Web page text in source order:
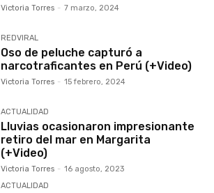
Victoria Torres - 7 marzo, 2024
REDVIRAL
Oso de peluche capturó a
narcotraficantes en Perú (+Video)
Victoria Torres - 15 febrero, 2024
ACTUALIDAD
Lluvias ocasionaron impresionante
retiro del mar en Margarita
(+Video)
Victoria Torres - 16 agosto, 2023
ACTUALIDAD